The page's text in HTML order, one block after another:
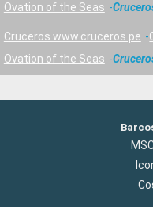
Ovation of the Seas
Cruceros www.cruceros.pe
Ovation of the Seas